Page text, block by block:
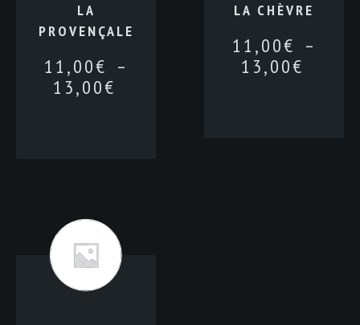
LA
PROVENÇALE
11,00€ –
13,00€
LA CHÈVRE
11,00€ –
13,00€